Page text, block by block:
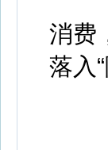
消费
落入
（4